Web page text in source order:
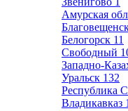
Амурская
Белогорск 11
Свободный
Западно-
Уральск 132
Республика
Владикавказ